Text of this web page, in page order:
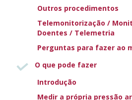
Outros procedimentos
Telemonitorização /
Doentes / Telemetria
Perguntas para fazer ao
O que pode fazer
Introdução
Medir a própria pressão
PARA
O que os doentes devem saber